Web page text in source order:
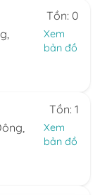
Tồn: 0
Xem
bản đồ
Tồn: 1
Xem
bản đồ